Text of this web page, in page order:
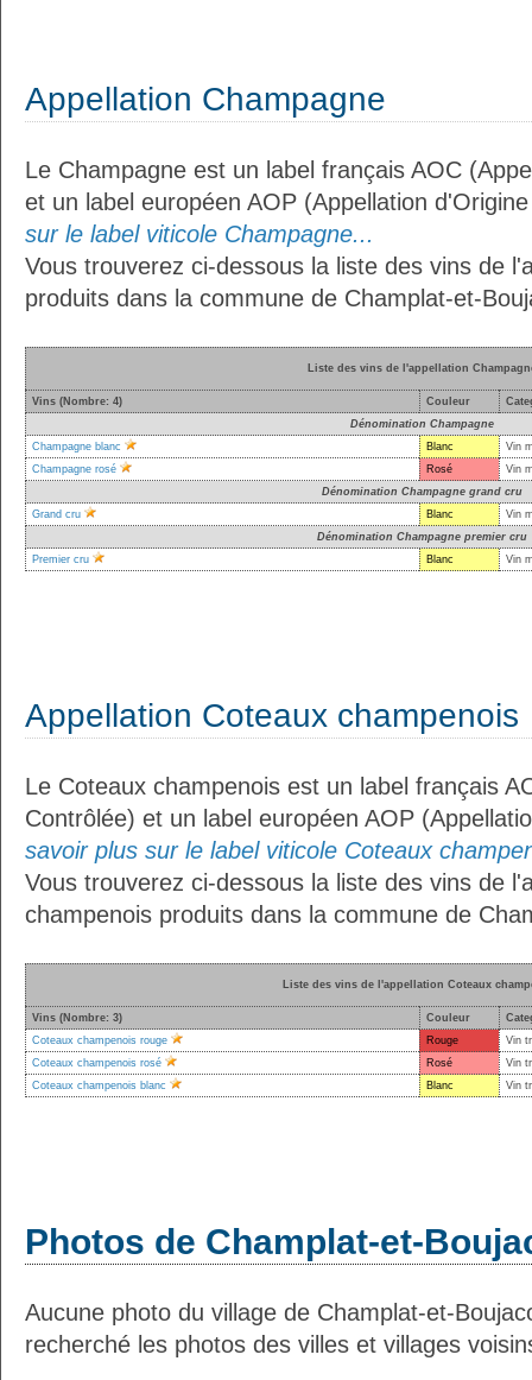
Appellation Champagne
Le Champagne est un label français AOC
et un label européen AOP (Appellation
sur le label viticole Champagne...
Vous trouverez ci-dessous la liste des vins de
produits dans la commune de Champlat-et-
Liste des vins de l'appellation
Vins (Nombre: 4) Couleur
Dénomination Champagne
Champagne blanc
Blanc
Vin
Champagne rosé
Rosé
Vin
Dénomination Champagne grand cru
Grand cru
Blanc
Vin
Dénomination Champagne premier cru
Premier cru
Blanc Vin
Appellation Coteaux champenois
Le Coteaux champenois est un label français
Contrôlée) et un label européen AOP
savoir plus sur le label viticole Coteaux
Vous trouverez ci-dessous la liste des vins de
champenois produits dans la commune de
Liste des vins de l'appellation Coteaux
Vins (Nombre: 3) Couleur
Coteaux champenois rouge
Rouge
Vin
Coteaux champenois rosé
Rosé
Vin
Coteaux champenois blanc
Blanc Vin
Photos de Champlat-et-
Aucune photo du village de Champlat-et-
recherché les photos des villes et villages